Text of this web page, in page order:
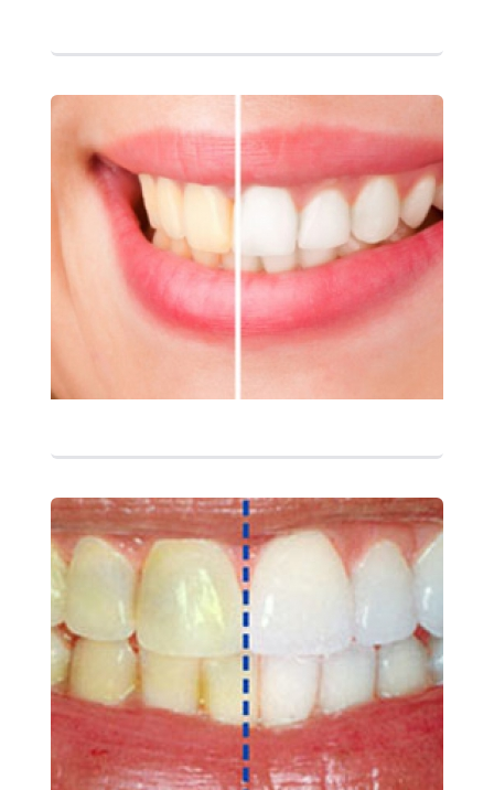
التفاصيل
التفاصيل